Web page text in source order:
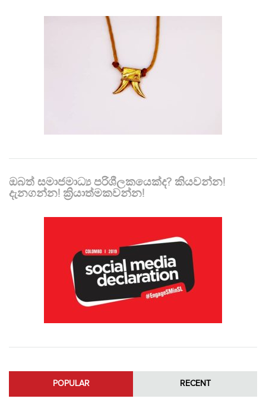
ඔබත් සමාජමාධ්‍ය පරිශීලකයෙක්ද? කියවන්න!
දැනගන්න! ක්‍රියාත්මකවන්න!
POPULAR RECENT